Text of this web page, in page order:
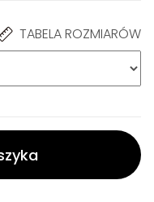
TABELA ROZMIARÓW